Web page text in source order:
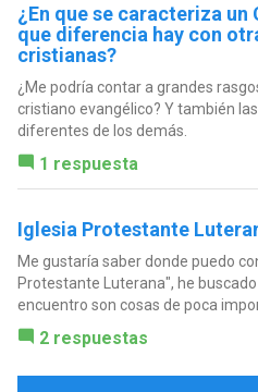
¿En que se caracteriza
que diferencia hay con
cristianas?
¿Me podría contar a grandes
cristiano evangélico? Y también
diferentes de los demás.
1 respuesta
Iglesia Protestante
Me gustaría saber donde puedo
Protestante Luterana", he
encuentro son cosas de poca
2 respuestas